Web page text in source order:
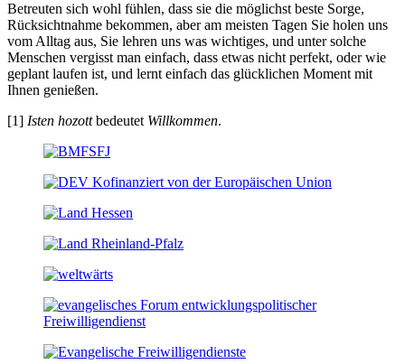
Betreuten sich wohl fühlen, dass sie die möglichst beste Sorge,
Rücksichtnahme bekommen, aber am meisten Tagen Sie holen uns
vom Alltag aus, Sie lehren uns was wichtiges, und unter solche
Menschen vergisst man einfach, dass etwas nicht perfekt, oder wie
geplant laufen ist, und lernt einfach das glück­lichen Moment mit
Ihnen genießen.
[1] Isten hozottbedeutet Willkommen.